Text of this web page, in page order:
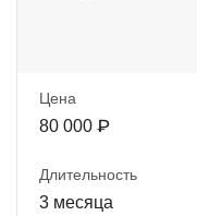
Цена
80 000 ₽
Длительность
3 месяца